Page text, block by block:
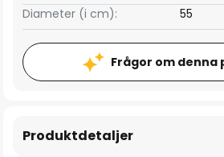
Diameter (i cm):
55
Frågor om denna
Produktdetaljer